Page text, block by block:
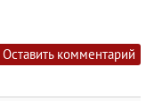
Оставить комментарий